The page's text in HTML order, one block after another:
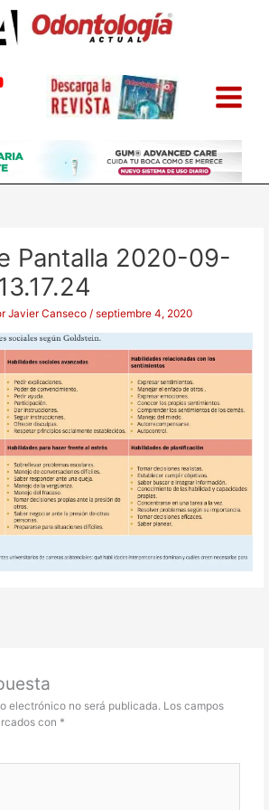
Pantalla 2020-09-
Javier Canseco/septiembre 4, 2020
electrónico no será publicada. Los campos
con *